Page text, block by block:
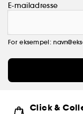
E-mailadresse
For eksempel:
Click &